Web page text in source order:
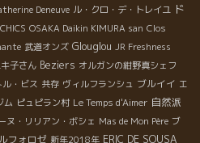
Deneuve ル・クロ・デ・トレイユ ド
CHICS OSAKA Daikin KIMURA san Clos
武道オンズ Glouglou JR Freshness
子さん Beziers オルガンの紺野真シェフ
・ビス 共存 ヴィルフランシュ ブルイイ エ
ム ピュピラン村 Le Temps d'Aimer 自然派
ヌ・リリアン・ボシェ Mas de Mon Père ブ
ルフォロゼ 新年2018年 ERIC DE SOUSA